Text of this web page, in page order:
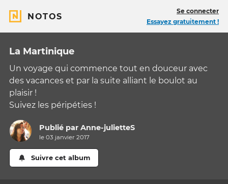
NOTOS
Se connecter
Essayez gratuitement !
La Martinique
Un voyage qui commence tout en douceur avec
des vacances et par la suite alliant le boulot au
plaisir !
Suivez les péripéties !
Publié parAnne-julietteS
le 03 janvier 2017
Suivre cet album